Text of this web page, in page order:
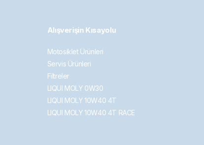
Alışverişin Kısayolu
Motosiklet Ürünleri
Servis Ürünleri
Filtreler
LIQUI MOLY 0W30
LIQUI MOLY 10W40 4T
LIQUI MOLY 10W40 4T RACE